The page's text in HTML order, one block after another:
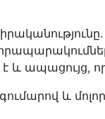
և ապացույց,
և